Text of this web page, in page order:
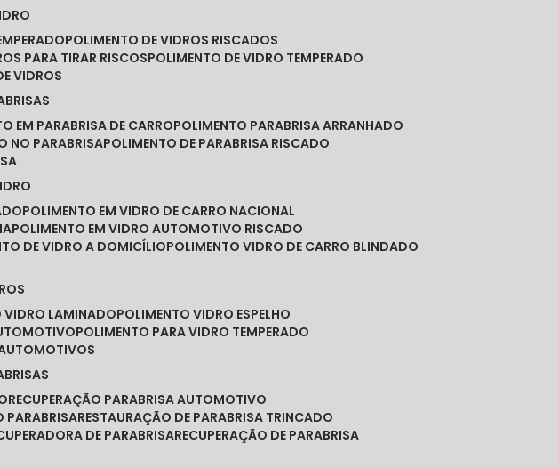
POLIMENTO DE VIDROS RISCADOS
PARA TIRAR RISCOS POLIMENTO DE VIDRO TEMPERADO
VIDROS
EM PARABRISA DE CARRO POLIMENTO PARABRISA ARRANHADO
NO PARABRISA POLIMENTO DE PARABRISA RISCADO
POLIMENTO EM VIDRO DE CARRO NACIONAL
POLIMENTO EM VIDRO AUTOMOTIVO RISCADO
DE VIDRO A DOMICÍLIO POLIMENTO VIDRO DE CARRO BLINDADO
VIDRO LAMINADO POLIMENTO VIDRO ESPELHO
POLIMENTO PARA VIDRO TEMPERADO
RECUPERAÇÃO PARABRISA AUTOMOTIVO
PARABRISA RESTAURAÇÃO DE PARABRISA TRINCADO
DE PARABRISA RECUPERAÇÃO DE PARABRISA